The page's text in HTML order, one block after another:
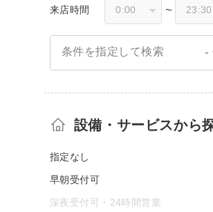
来店時間 〜
条件を指定して検索 -
設備・サービスから
指定なし
早朝受付可
深夜受付可・24時間営業